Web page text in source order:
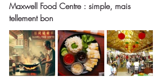
Maxwell Food Centre : simple, mais
tellement bon